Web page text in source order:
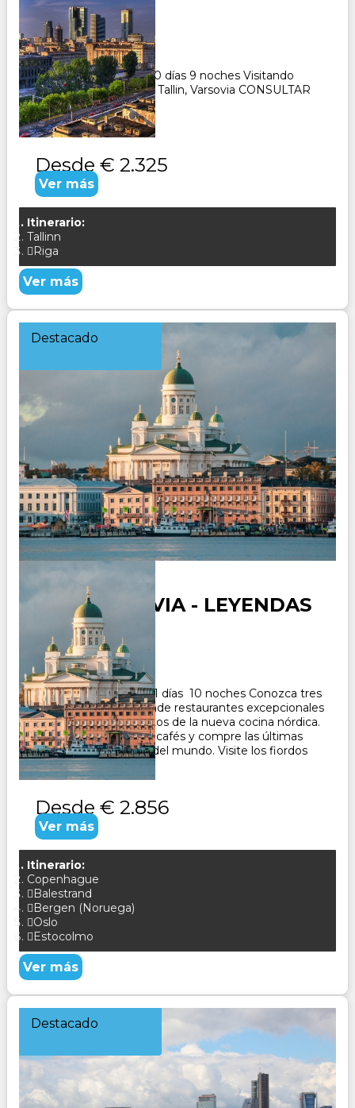
Duración:
10Días9Noches
Paquete Turístico de 10 días 9 noches Visitando
Helsinki, Vilnius, Riga y Tallin, Varsovia CONSULTAR
Desde € 2.325
Ver más
Itinerario:
Tallinn
Riga
Ver más
Destacado
ESCANDINAVIA - LEYENDAS
Duración:
11Días10Noches
Paquete Turistico de 11 días 10 noches Conozca tres
vibrantes capitales donde restaurantes excepcionales
sirven los famosos platos de la nueva cocina nórdica.
Disfrute de modernos cafés y compre las últimas
tendencias de diseño del mundo. Visite los fiordos
en todo su ...
Desde € 2.856
Ver más
Itinerario:
Copenhague
Balestrand
Bergen (Noruega)
Oslo
Estocolmo
Ver más
Destacado